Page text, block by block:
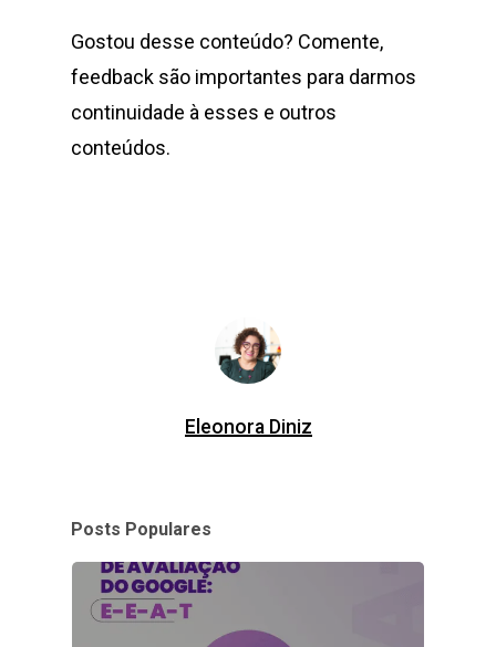
Gostou desse conteúdo? Comente,
feedback são importantes para darmos
continuidade à esses e outros
conteúdos.
Eleonora Diniz
Posts Populares